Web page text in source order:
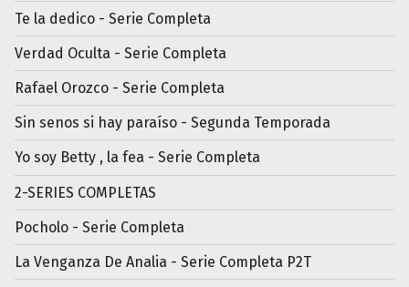
Te la dedico - Serie Completa
Verdad Oculta - Serie Completa
Rafael Orozco - Serie Completa
Sin senos si hay paraíso - Segunda Temporada
Yo soy Betty , la fea - Serie Completa
2-SERIES COMPLETAS
Pocholo - Serie Completa
La Venganza De Analia - Serie Completa P2T